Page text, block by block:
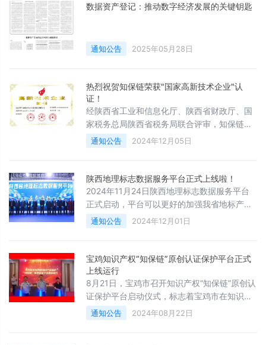
数据资产登记：推动数字经济发展的关键钥匙
通知公告 2025年05月28日
热烈祝贺知保链荣获"国家高新技术企业"认
证！
经陕西省工业和信息化厅、陕西省财政厅、国
家税务总局陕西省税务局联合评审，知保链
（西安）认证服务股份有限公司正式荣获‌国家
高新技术企业‌认证。
通知公告 2024年12月05日
陕西地理标志数据服务平台正式上线啦！
2024年11月24日陕西地理标志数据服务平台
正式启动，平台可以更好的加强我省地标产品
的知识产权保护，打击侵权行为，提升品牌知
名度，增强市场竞争力。
通知公告 2024年12月01日
宝鸡知识产权“知保链”原创认证保护平台正式
上线运行
8月21日，宝鸡市召开知识产权“知保链”原创认
证保护平台启动仪式，标志着宝鸡市在知识产
权全链条、多元化保护方面又迈出重大一步。
通知公告 2024年08月22日